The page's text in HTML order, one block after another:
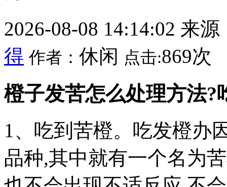
2026-08-08 14:14:02 来源
得 作者： 休闲 点击:869次
橙子发苦怎么处理方法?
1、吃到苦橙。吃发橙办
品种,其中就有一个名为